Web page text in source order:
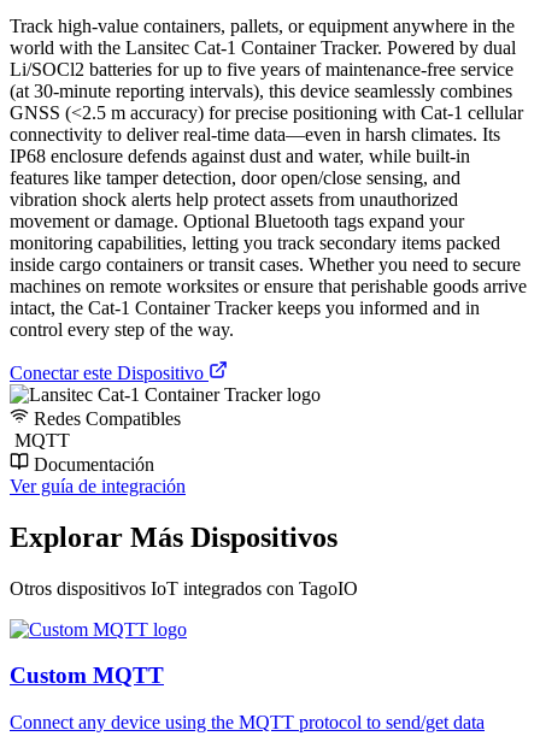
Track high-value containers, pallets, or equipment anywhere in the
world with the Lansitec Cat-1 Container Tracker. Powered by dual
Li/SOCl2 batteries for up to five years of maintenance-free service
(at 30-minute reporting intervals), this device seamlessly combines
GNSS (<2.5 m accuracy) for precise positioning with Cat-1 cellular
connectivity to deliver real-time data—even in harsh climates. Its
IP68 enclosure defends against dust and water, while built-in
features like tamper detection, door open/close sensing, and
vibration shock alerts help protect assets from unauthorized
movement or damage. Optional Bluetooth tags expand your
monitoring capabilities, letting you track secondary items packed
inside cargo containers or transit cases. Whether you need to secure
machines on remote worksites or ensure that perishable goods arrive
intact, the Cat-1 Container Tracker keeps you informed and in
control every step of the way.
Conectar este Dispositivo
Redes Compatibles
MQTT
Documentación
Ver guía de integración
Explorar Más Dispositivos
Otros dispositivos IoT integrados con TagoIO
Custom MQTT
Connect any device using the MQTT protocol to send/get data